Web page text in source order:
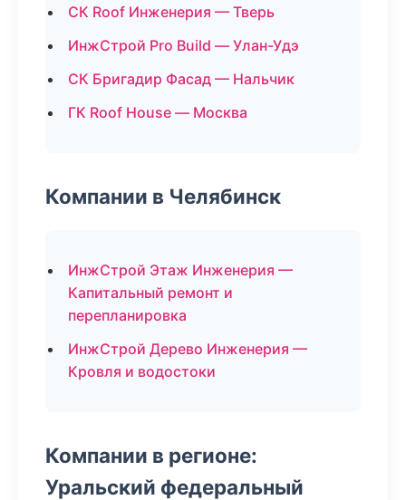
СК Roof Инженерия — Тверь
ИнжСтрой Pro Build — Улан-Удэ
СК Бригадир Фасад — Нальчик
ГК Roof House — Москва
Компании в Челябинск
ИнжСтрой Этаж Инженерия —
Капитальный ремонт и
перепланировка
ИнжСтрой Дерево Инженерия —
Кровля и водостоки
Компании в регионе:
Уральский федеральный